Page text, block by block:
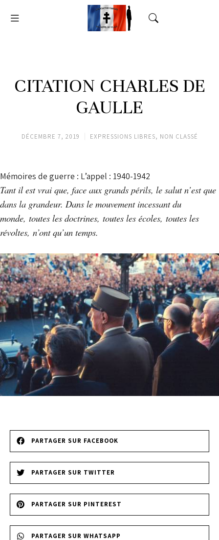
CITATION CHARLES DE
GAULLE
DÉCEMBRE 7, 2019 EXPRESSIONS LIBRES, NON CLASSÉ
Mémoires de guerre : L’appel : 1940-1942
Tant il est vrai que, face aux grands périls, le salut n’est que
dans la grandeur. Dans le mouvement incessant du
monde, toutes les doctrines, toutes les écoles, toutes les
révoltes, n’ont qu’un temps.
PARTAGER SUR FACEBOOK
PARTAGER SUR TWITTER
PARTAGER SUR PINTEREST
PARTAGER SUR WHATSAPP